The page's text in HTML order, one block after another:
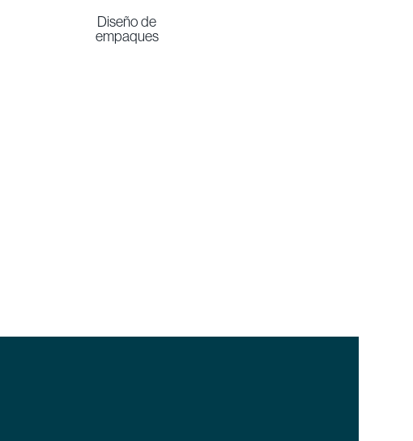
Diseño de
empaques